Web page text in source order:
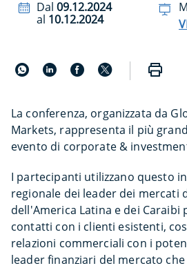
Dal 09.12.2024
al 10.12.2024
La conferenza, organizzata da
Markets, rappresenta il più
evento di corporate &
I partecipanti utilizzano questo
regionale dei leader dei mercati
dell'America Latina e dei Caraibi
contatti con i clienti esistenti,
relazioni commerciali con i
leader finanziari del mercato